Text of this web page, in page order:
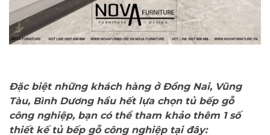
Đặc biệt những khách hàng ở Đồng Nai, Vũng
Tàu, Bình Dương hầu hết lựa chọn tủ bếp gỗ
công nghiệp, bạn có thể tham khảo thêm 1 số
thiết kế tủ bếp gỗ công nghiệp tại đây: